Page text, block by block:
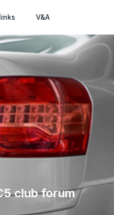
V&A
club forum